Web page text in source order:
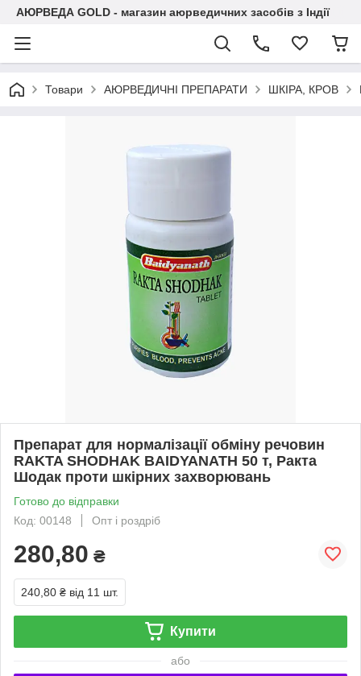
АЮРВЕДА GOLD - магазин аюрведичних засобів з Індії
Товари АЮРВЕДИЧНІ ПРЕПАРАТИ ШКІРА, КРОВ
Препарат для нормалізації обміну речовин
RAKTA SHODHAK BAIDYANATH 50 т, Ракта
Шодак проти шкірних захворювань
Готово до відправки
Код: 00148
Опт і роздріб
280,80 ₴
240,80 ₴ від 11 шт.
Купити
або